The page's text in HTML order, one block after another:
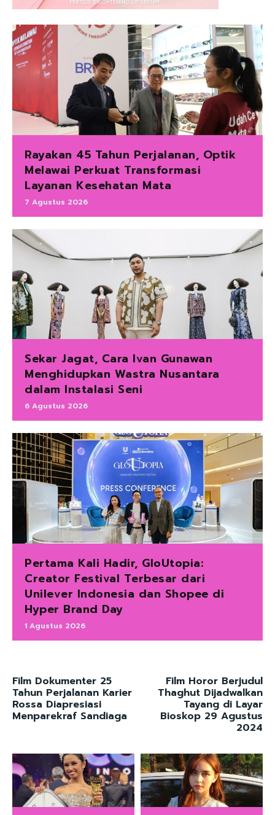
Rayakan 45 Tahun Perjalanan, Optik
Melawai Perkuat Transformasi
Layanan Kesehatan Mata
7 Agustus 2026
Sekar Jagat, Cara Ivan Gunawan
Menghidupkan Wastra Nusantara
dalam Instalasi Seni
6 Agustus 2026
Pertama Kali Hadir, GloUtopia:
Creator Festival Terbesar dari
Unilever Indonesia dan Shopee di
Hyper Brand Day
1 Agustus 2026
Film Dokumenter 25
Tahun Perjalanan Karier
Rossa Diapresiasi
Menparekraf Sandiaga
Film Horor Berjudul
Thaghut Dijadwalkan
Tayang di Layar
Bioskop 29 Agustus
2024